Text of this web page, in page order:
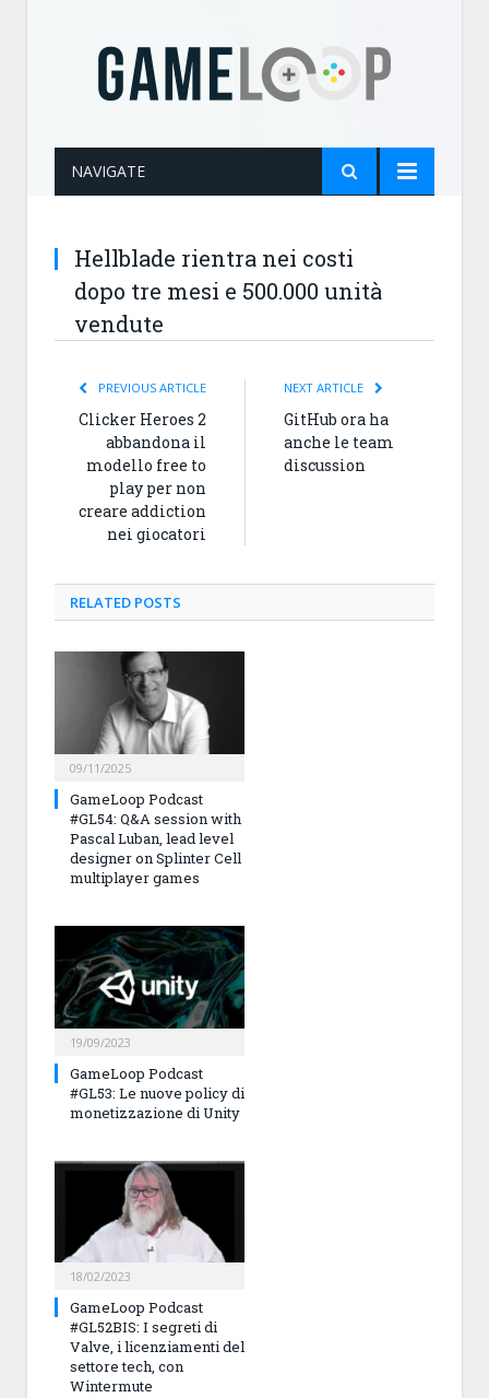
NAVIGATE
Hellblade rientra nei costi
dopo tre mesi e 500.000 unità
vendute
PREVIOUS ARTICLE
Clicker Heroes 2
abbandona il
modello free to
play per non
creare addiction
nei giocatori
NEXT ARTICLE
GitHub ora ha
anche le team
discussion
RELATED POSTS
09/11/2025
GameLoop Podcast
#GL54: Q&A session with
Pascal Luban, lead level
designer on Splinter Cell
multiplayer games
19/09/2023
GameLoop Podcast
#GL53: Le nuove policy di
monetizzazione di Unity
18/02/2023
GameLoop Podcast
#GL52BIS: I segreti di
Valve, i licenziamenti del
settore tech, con
Wintermute